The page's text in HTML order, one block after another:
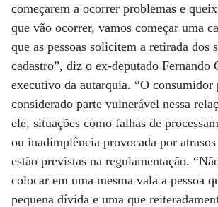
começarem a ocorrer problemas e
que vão ocorrer, vamos começar uma
que as pessoas solicitem a retirada dos
cadastro”, diz o ex-deputado Fernando
executivo da autarquia. “O consumidor
considerado parte vulnerável nessa
ele, situações como falhas de
ou inadimplência provocada por
estão previstas na regulamentação.
colocar em uma mesma vala a pessoa
pequena dívida e uma que